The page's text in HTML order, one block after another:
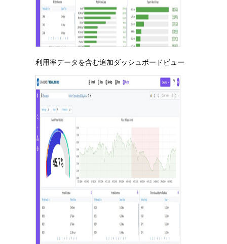
利用率データを含む追加ダッシュボードビュー